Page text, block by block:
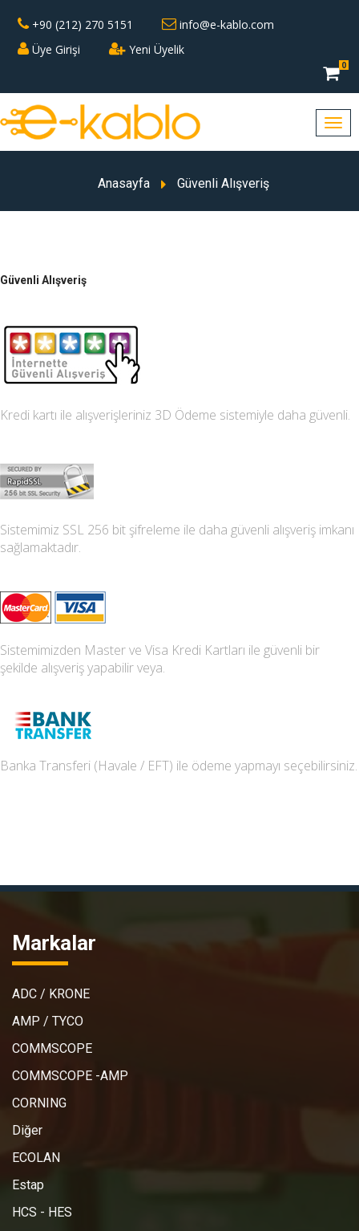
+90 (212) 270 5151
info@e-kablo.com
Üye Girişi
Yeni Üyelik
0
Anasayfa Güvenli Alışveriş
Güvenli Alışveriş
Kredi kartı ile alışverişleriniz 3D Ödeme sistemiyle daha güvenli.
Sistemimiz SSL 256 bit şifreleme ile daha güvenli alışveriş imkanı
sağlamaktadır.
Sistemimizden Master ve Visa Kredi Kartları ile güvenli bir
şekilde alışveriş yapabilir veya.
Banka Transferi (Havale / EFT) ile ödeme yapmayı seçebilirsiniz.
Markalar
ADC / KRONE
AMP / TYCO
COMMSCOPE
COMMSCOPE -AMP
CORNING
Diğer
ECOLAN
Estap
HCS - HES